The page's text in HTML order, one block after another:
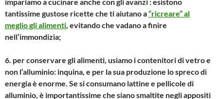
tantissime gustose ricette che ti aiutano a“ricreare” al
meglio gli alimenti, evitando che vadano a finire
nell’immondizia;
6. per conservare gli alimenti, usiamo i contenitori di vetro e
non l’alluminio: inquina, e per la sua produzione lo spreco di
energia è enorme. Se si consumano lattine e pellicole di
alluminio, è importantissime che siano smaltite negli appositi